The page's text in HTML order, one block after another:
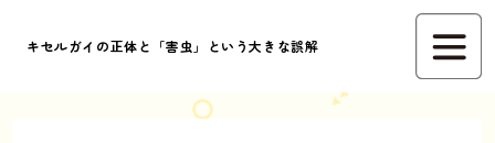
キセルガイの正体と「害虫」という大きな誤解